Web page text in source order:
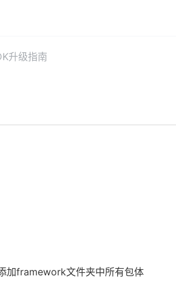
升级指南
加framework文件夹中所有包体